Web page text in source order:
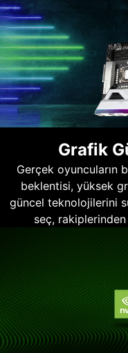
Grafik
Gerçek oyuncuların
beklentisi, yüksek
güncel teknolojilerini
seç,